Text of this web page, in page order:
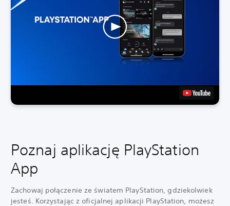
Poznaj aplikację PlayStation
App
Zachowaj połączenie ze światem PlayStation, gdziekolwiek
jesteś. Korzystając z oficjalnej aplikacji PlayStation, możesz